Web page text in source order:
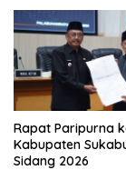
Rapat Paripurna
Kabupaten
Sidang 2026